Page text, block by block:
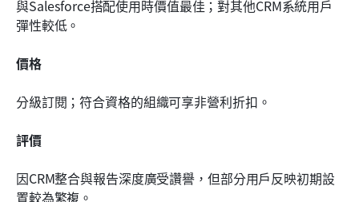
與Salesforce搭配使用時價值最佳；對其他CRM系統用戶
彈性較低。
價格
分級訂閱；符合資格的組織可享非營利折扣。
評價
因CRM整合與報告深度廣受讚譽，但部分用戶反映初期設
置較為繁複。